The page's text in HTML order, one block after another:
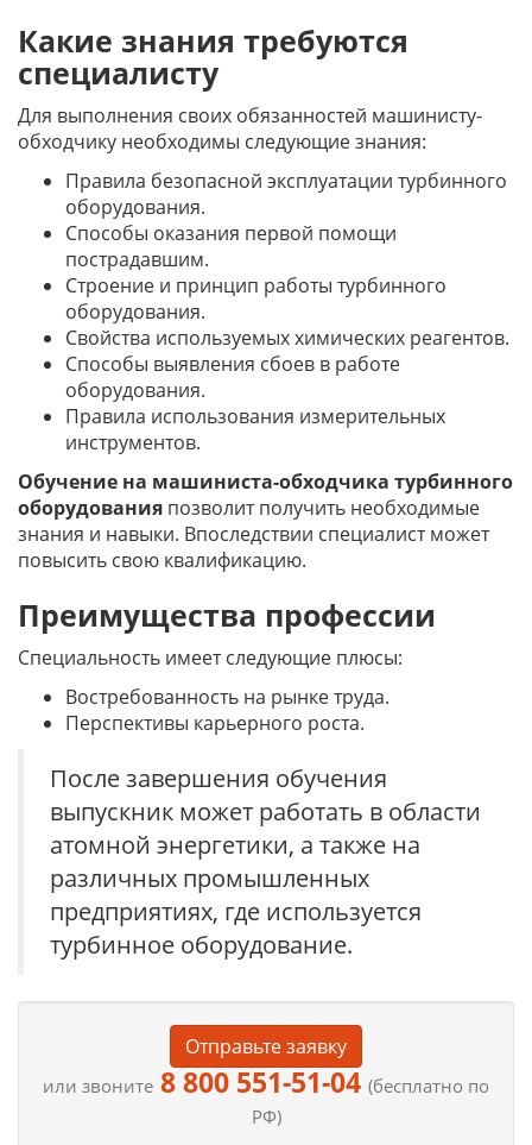
Какие знания требуются
специалисту
Для выполнения своих обязанностей машинисту-
обходчику необходимы следующие знания:
Правила безопасной эксплуатации турбинного
оборудования.
Способы оказания первой помощи
пострадавшим.
Строение и принцип работы турбинного
оборудования.
Свойства используемых химических реагентов.
Способы выявления сбоев в работе
оборудования.
Правила использования измерительных
инструментов.
Обучение на машиниста-обходчика турбинного
оборудования позволит получить необходимые
знания и навыки. Впоследствии специалист может
повысить свою квалификацию.
Преимущества профессии
Специальность имеет следующие плюсы:
Востребованность на рынке труда.
Перспективы карьерного роста.
После завершения обучения
выпускник может работать в области
атомной энергетики, а также на
различных промышленных
предприятиях, где используется
турбинное оборудование.
Отправьте заявку
или звоните 8 800 551-51-04 (бесплатно по
РФ)